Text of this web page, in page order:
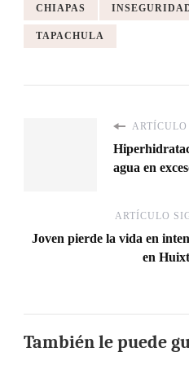
CHIAPAS
TAPACHULA
agua en
ARTÍCULO
Joven pierde la vida en
en
También le puede